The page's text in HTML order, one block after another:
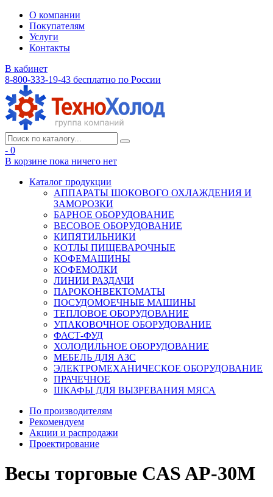
О компании
Покупателям
Услуги
Контакты
В кабинет
8-800-333-19-43 бесплатно по России
- 0
В корзине пока ничего нет
Каталог продукции
АППАРАТЫ ШОКОВОГО ОХЛАЖДЕНИЯ И
ЗАМОРОЗКИ
БАРНОЕ ОБОРУДОВАНИЕ
ВЕСОВОЕ ОБОРУДОВАНИЕ
КИПЯТИЛЬНИКИ
КОТЛЫ ПИЩЕВАРОЧНЫЕ
КОФЕМАШИНЫ
КОФЕМОЛКИ
ЛИНИИ РАЗДАЧИ
ПАРОКОНВЕКТОМАТЫ
ПОСУДОМОЕЧНЫЕ МАШИНЫ
ТЕПЛОВОЕ ОБОРУДОВАНИЕ
УПАКОВОЧНОЕ ОБОРУДОВАНИЕ
ФАСТ-ФУД
ХОЛОДИЛЬНОЕ ОБОРУДОВАНИЕ
МЕБЕЛЬ ДЛЯ АЗС
ЭЛЕКТРОМЕХАНИЧЕСКОЕ ОБОРУДОВАНИЕ
ПРАЧЕЧНОЕ
ШКАФЫ ДЛЯ ВЫЗРЕВАНИЯ МЯСА
По производителям
Рекомендуем
Акции и распродажи
Проектирование
Весы торговые CAS AP-30M